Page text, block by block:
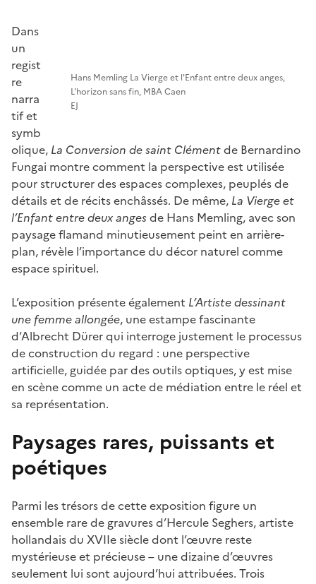
Hans Memling La Vierge et l'Enfant entre deux anges,
L'horizon sans fin, MBA Caen
EJ
Dans
un
regist
re
narra
tif et
symb
olique, La Conversion de saint Clémentde Bernardino
Fungai montre comment la perspective est utilisée
pour structurer des espaces complexes, peuplés de
détails et de récits enchâssés. De même, La Vierge et
l’Enfant entre deux angesde Hans Memling, avec son
paysage flamand minutieusement peint en arrière-
plan, révèle l’importance du décor naturel comme
espace spirituel.
L’exposition présente également L’Artiste dessinant
une femme allongée, une estampe fascinante
d’Albrecht Dürer qui interroge justement le processus
de construction du regard : une perspective
artificielle, guidée par des outils optiques, y est mise
en scène comme un acte de médiation entre le réel et
sa représentation.
Paysages rares, puissants et
poétiques
Parmi les trésors de cette exposition figure un
ensemble rare de gravures d’Hercule Seghers, artiste
hollandais du XVIIe siècle dont l’œuvre reste
mystérieuse et précieuse – une dizaine d’œuvres
seulement lui sont aujourd’hui attribuées. Trois